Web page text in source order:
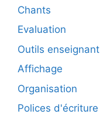
Chants
Evaluation
Outils enseignant
Affichage
Organisation
Polices d'écriture